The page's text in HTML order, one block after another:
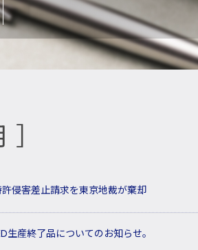
侵害差止請求を東京地裁が棄却
産終了品についてのお知らせ。